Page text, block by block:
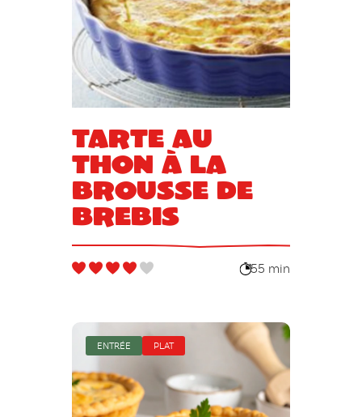
Tarte au
thon à la
brousse de
brebis
55 min
ENTRÉE PLAT